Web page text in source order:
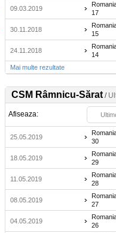
09.03.2019
17
30.11.2018
15
24.11.2018
14
Mai multe rezultate
CSM Râmnicu-Sărat/
Afiseaza:
25.05.2019
30
18.05.2019
29
11.05.2019
28
08.05.2019
27
04.05.2019
26